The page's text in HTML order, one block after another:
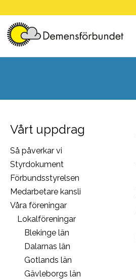
to
content
Vårt uppdrag
Så påverkar vi
Styrdokument
Förbundsstyrelsen
Medarbetare kansli
Våra föreningar
Lokalföreningar
Blekinge län
Dalarnas län
Gotlands län
Gävleborgs län